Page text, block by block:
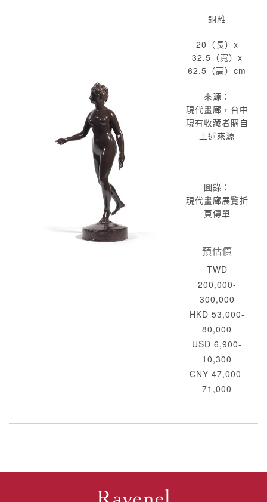
銅雕
20（長）x
32.5（寬）x
62.5（高）cm
來源：
現代畫廊，台中
現有收藏者購自
上述來源
圖錄：
現代畫廊展覽折
頁傳單
預估價
TWD
200,000-
300,000
HKD 53,000-
80,000
USD 6,900-
10,300
CNY 47,000-
71,000